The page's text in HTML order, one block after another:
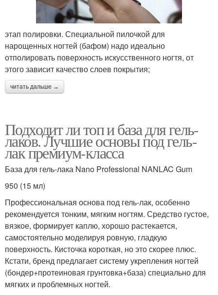
этап полировки. Специальной пилочкой для
нарощенных ногтей (бафом) надо идеально
отполировать поверхность искусственного ногтя, от
этого зависит качество слоев покрытия;
читать дальше →
Подходит ли топ и база для гель-
лаков. Лучшие основы под гель-
лак премиум-класса
База для гель-лака Nano Professional NANLAC Gum
950 (15 мл)
Профессиональная основа под гель-лак, особенно
рекомендуется тонким, мягким ногтям. Средство густое,
вязкое, формирует каплю, хорошо растекается,
самостоятельно моделируя ровную, гладкую
поверхность. Кисточка короткая, но это скорее плюс.
Кстати, бренд предлагает систему укрепления ногтей
(бондер+протеиновая грунтовка+база) специально для
мягких и проблемных ногтей.